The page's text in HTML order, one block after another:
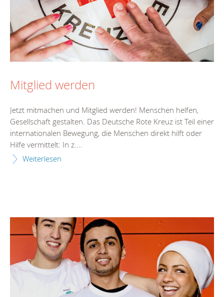
Mitglied werden
Jetzt mitmachen und Mitglied werden! Menschen helfen,
Gesellschaft gestalten. Das Deutsche Rote Kreuz ist Teil einer
internationalen Bewegung, die Menschen direkt hilft oder
Hilfe vermittelt: In z....
Weiterlesen